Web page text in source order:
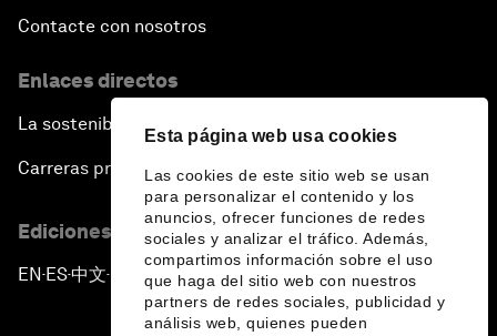
Esta página web usa cookies
Las cookies de este sitio web se usan
para personalizar el contenido y los
anuncios, ofrecer funciones de redes
sociales y analizar el tráfico. Además,
compartimos información sobre el uso
que haga del sitio web con nuestros
partners de redes sociales, publicidad y
análisis web, quienes pueden
Contacte con nosotros
Enlaces directos
La sostenibilidad en el Foro
Carreras profesionales
Ediciones en otros idiomas
EN ▪ ES▪中文▪ 日本語